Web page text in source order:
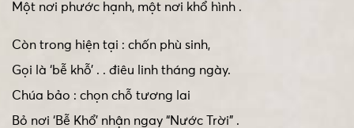
Một nơi phước hạnh, một nơi khổ hình .
Còn trong hiện tại : chốn phù sinh,
Gọi là ‘bễ khỗ’ . . điêu linh tháng ngày.
Chúa bảo : chọn chỗ tương lai
Bỏ nơi ‘Bễ Khổ’ nhận ngay “Nước Trời” .